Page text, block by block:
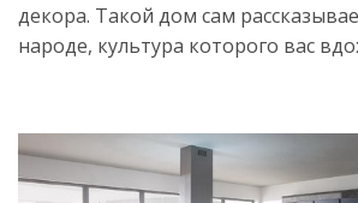
декора. Такой дом сам
народе, культура которого вас
Источник:https://womanadvice.ru/etno-
stil-